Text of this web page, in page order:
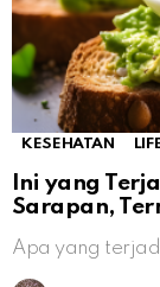
KESEHATAN
Ini yang
Sarapan,
Apa yang